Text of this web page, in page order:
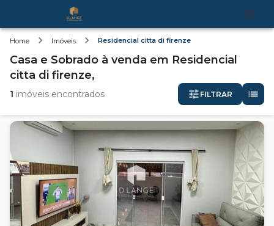
Home Imóveis Residencial citta di firenze
Casa e Sobrado à venda em Residencial
citta di firenze,
1 imóveis encontrados FILTRAR